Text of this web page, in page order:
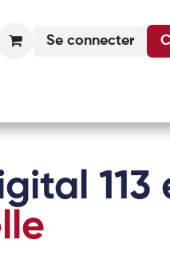
Se connecter
113